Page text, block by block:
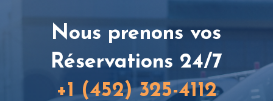
Nous prenons vos
Réservations 24/7
+1 (452) 325-4112